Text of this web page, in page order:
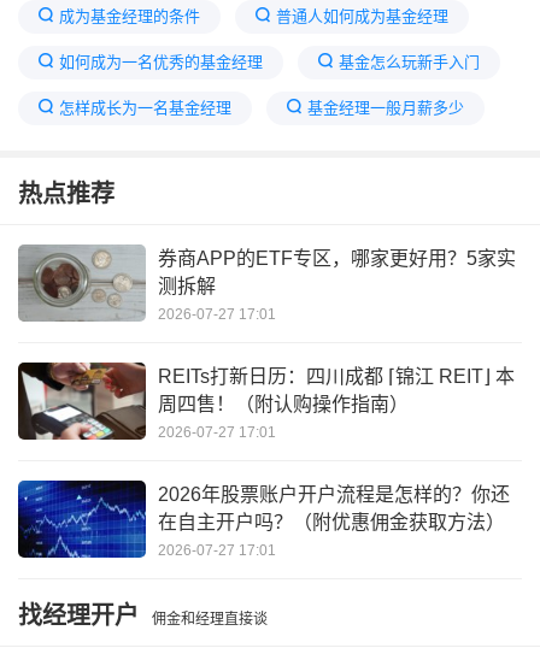
成为基金经理的条件 普通人如何成为基金经理
如何成为一名优秀的基金经理 基金怎么玩新手入门
怎样成长为一名基金经理 基金经理一般月薪多少
基金经理一年收入多少
基金经理要求 基金经理一天都干什么
热点推荐
券商APP的ETF专区，哪家更好用？5家实
测拆解
2026-07-27 17:01
REITs打新日历：四川成都 ⌈锦江 REIT⌋ 本
周四售！（附认购操作指南）
2026-07-27 17:01
2026年股票账户开户流程是怎样的？你还
在自主开户吗？（附优惠佣金获取方法）
2026-07-27 17:01
找经理开户 佣金和经理直接谈